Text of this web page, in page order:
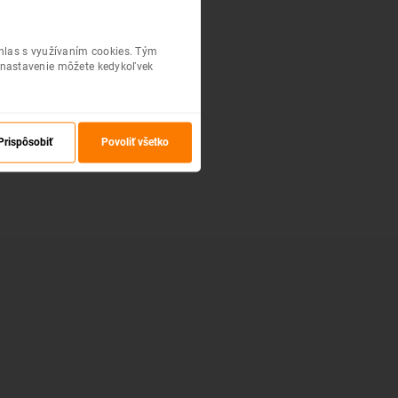
s využívaním cookies. Tým
môžete kedykoľvek
Prispôsobiť Povoliť všetko